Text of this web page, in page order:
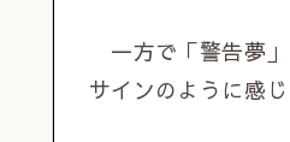
一方で「警告夢
サインのように感